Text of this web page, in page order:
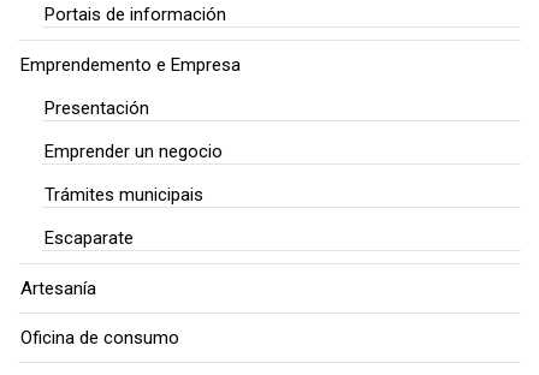
Portais de información
Emprendemento e Empresa
Presentación
Emprender un negocio
Trámites municipais
Escaparate
Artesanía
Oficina de consumo